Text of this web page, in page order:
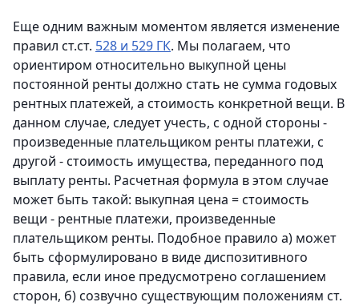
Еще одним важным моментом является изменение
правил ст.ст. 528 и 529 ГК. Мы полагаем, что
ориентиром относительно выкупной цены
постоянной ренты должно стать не сумма годовых
рентных платежей, а стоимость конкретной вещи. В
данном случае, следует учесть, с одной стороны -
произведенные плательщиком ренты платежи, с
другой - стоимость имущества, переданного под
выплату ренты. Расчетная формула в этом случае
может быть такой: выкупная цена = стоимость
вещи - рентные платежи, произведенные
плательщиком ренты. Подобное правило а) может
быть сформулировано в виде диспозитивного
правила, если иное предусмотрено соглашением
сторон, б) созвучно существующим положениям ст.